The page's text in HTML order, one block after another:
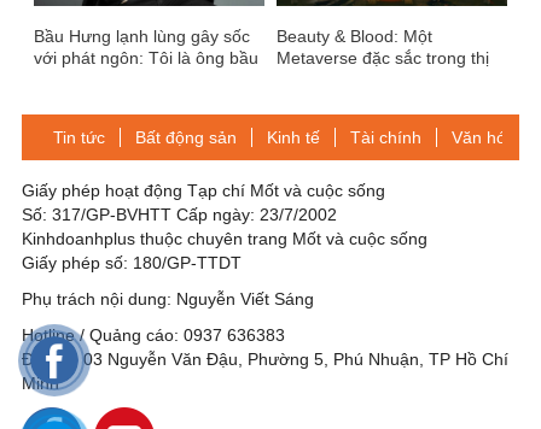
Bầu Hưng lạnh lùng gây sốc
với phát ngôn: Tôi là ông bầu
Beauty & Blood: Một
Metaverse đặc sắc trong thị
Tin tức
Bất động sản Kinh tế Tài chính Văn hóa-
Giấy phép hoạt động Tạp chí Mốt và cuộc sống
Số: 317/GP-BVHTT Cấp ngày: 23/7/2002
Kinhdoanhplus thuộc chuyên trang Mốt và cuộc sống
Giấy phép số: 180/GP-TTDT
Phụ trách nội dung: Nguyễn Viết Sáng
Hotline / Quảng cáo: 0937 636383
Địa chỉ: 03 Nguyễn Văn Đậu, Phường 5, Phú Nhuận, TP Hồ Chí
Minh